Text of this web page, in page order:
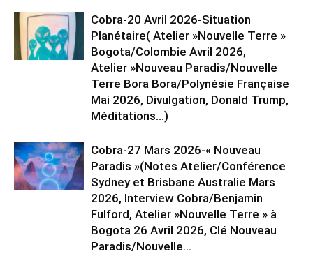
Cobra-20 Avril 2026-Situation
Planétaire( Atelier »Nouvelle Terre »
Bogota/Colombie Avril 2026,
Atelier »Nouveau Paradis/Nouvelle
Terre Bora Bora/Polynésie Française
Mai 2026, Divulgation, Donald Trump,
Méditations…)
Cobra-27 Mars 2026-« Nouveau
Paradis »(Notes Atelier/Conférence
Sydney et Brisbane Australie Mars
2026, Interview Cobra/Benjamin
Fulford, Atelier »Nouvelle Terre » à
Bogota 26 Avril 2026, Clé Nouveau
Paradis/Nouvelle...